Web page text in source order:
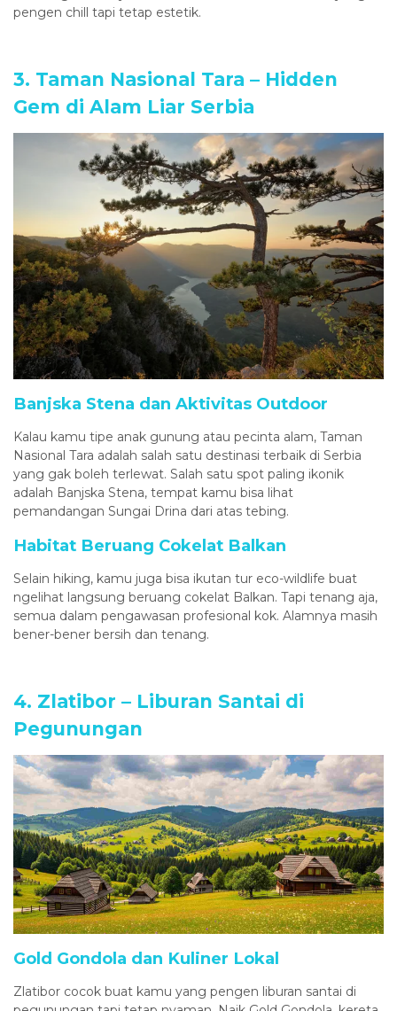
pengen chill tapi tetap estetik.
3. Taman Nasional Tara – Hidden
Gem di Alam Liar Serbia
Banjska Stena dan Aktivitas Outdoor
Kalau kamu tipe anak gunung atau pecinta alam, Taman
Nasional Tara adalah salah satu destinasi terbaik di Serbia
yang gak boleh terlewat. Salah satu spot paling ikonik
adalah Banjska Stena, tempat kamu bisa lihat
pemandangan Sungai Drina dari atas tebing.
Habitat Beruang Cokelat Balkan
Selain hiking, kamu juga bisa ikutan tur eco-wildlife buat
ngelihat langsung beruang cokelat Balkan. Tapi tenang aja,
semua dalam pengawasan profesional kok. Alamnya masih
bener-bener bersih dan tenang.
4. Zlatibor – Liburan Santai di
Pegunungan
Gold Gondola dan Kuliner Lokal
Zlatibor cocok buat kamu yang pengen liburan santai di